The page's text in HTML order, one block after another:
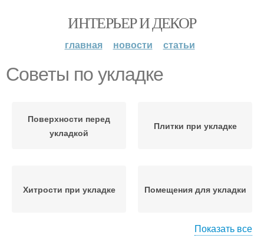
ИНТЕРЬЕР И ДЕКОР
главная новости статьи
Советы по укладке
Поверхности перед
укладкой
Плитки при укладке
Хитрости при укладке Помещения для укладки
Показать все